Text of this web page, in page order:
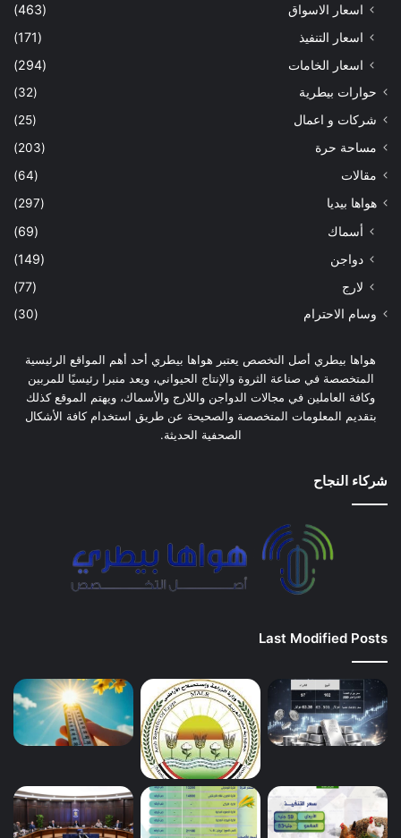
اسعار الاسواق
(463)
اسعار التنفيذ
(171)
اسعار الخامات
(294)
حوارات بيطرية
(32)
شركات و اعمال
(25)
مساحة حرة
(203)
مقالات
(64)
هواها بيديا
(297)
أسماك
(69)
دواجن
(149)
لارج
(77)
وسام الاحترام (30)
هواها بيطري أصل التخصص يعتبر هواها بيطري أحد أهم المواقع الرئيسية
المتخصصة في صناعة الثروة والإنتاج الحيواني، ويعد منبرا رئيسيًا للمربين
وكافة العاملين في مجالات الدواجن واللارج والأسماك، ويهتم الموقع كذلك
بتقديم المعلومات المتخصصة والصحيحة عن طريق استخدام كافة الأشكال
الصحفية الحديثة.
شركاء النجاح
Last Modified Posts